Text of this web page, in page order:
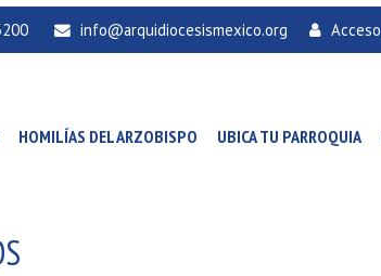
info@arquidiocesismexico.org Acceso
HOMILÍAS DEL ARZOBISPO UBICA TU PARROQUIA